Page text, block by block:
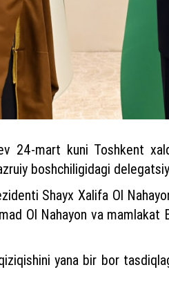
24-mart kuni Toshkent
boshchiligidagi
Shayx Xalifa Ol
Ol Nahayon va
yana bir bor